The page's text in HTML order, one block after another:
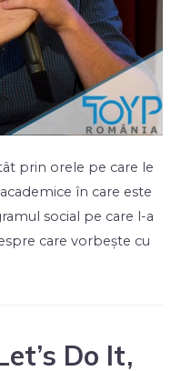
prin orele pe care le
în care este
social pe care l-a
care vorbește cu
Do It,